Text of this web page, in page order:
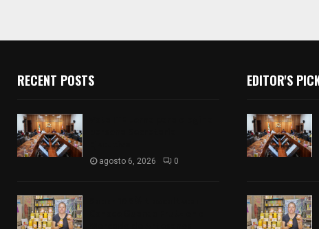
RECENT POSTS
agosto 6, 2026 0
EDITOR'S